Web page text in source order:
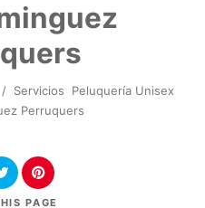
/ Servicios
Peluquería Unisex
Perruquers
PAGE